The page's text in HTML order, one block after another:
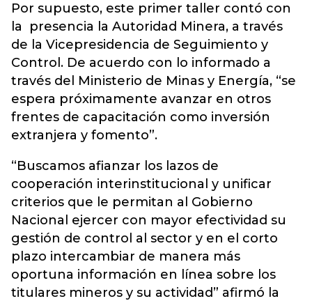
Por supuesto, este primer taller contó con
la presencia la Autoridad Minera, a través
de la Vicepresidencia de Seguimiento y
Control. De acuerdo con lo informado a
través del Ministerio de Minas y Energía, “se
espera próximamente avanzar en otros
frentes de capacitación como inversión
extranjera y fomento”.
“Buscamos afianzar los lazos de
cooperación interinstitucional y unificar
criterios que le permitan al Gobierno
Nacional ejercer con mayor efectividad su
gestión de control al sector y en el corto
plazo intercambiar de manera más
oportuna información en línea sobre los
titulares mineros y su actividad” afirmó la